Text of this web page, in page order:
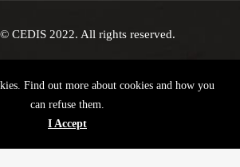
CEDIS 2022. All rights reserved.
Find out more about cookies and how you
can refuse them.
I Accept